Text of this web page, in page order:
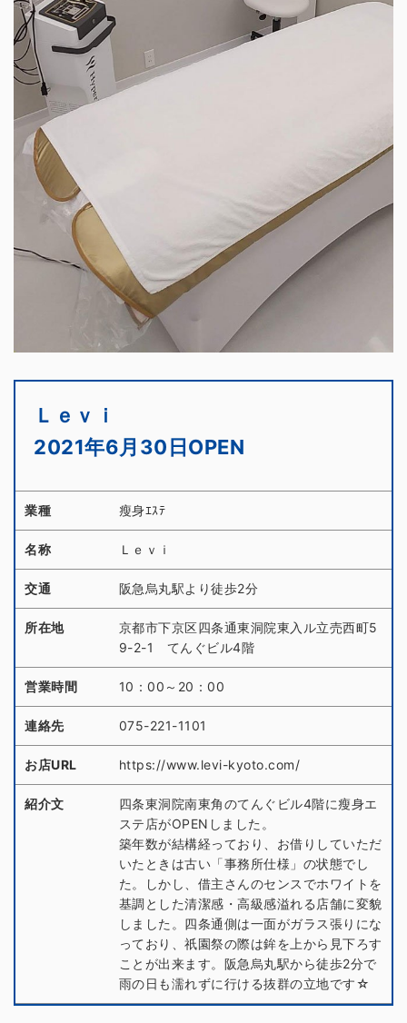
Ｌｅｖｉ
2021年6月30日OPEN
業種 瘦身ｴｽﾃ
名称 Ｌｅｖｉ
交通 阪急烏丸駅より徒歩2分
所在地
京都市下京区四条通東洞院東入ル立売西町5
9-2-1 てんぐビル4階
営業時間 10：00～20：00
連絡先 075-221-1101
お店URL https://www.levi-kyoto.com/
紹介文
四条東洞院南東角のてんぐビル4階に瘦身エ
ステ店がOPENしました。
築年数が結構経っており、お借りしていただ
いたときは古い「事務所仕様」の状態でし
た。しかし、借主さんのセンスでホワイトを
基調とした清潔感・高級感溢れる店舗に変貌
しました。四条通側は一面がガラス張りにな
っており、祇園祭の際は鉾を上から見下ろす
ことが出来ます。阪急烏丸駅から徒歩2分で
雨の日も濡れずに行ける抜群の立地です☆